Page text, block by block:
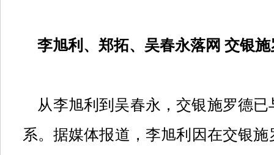
李旭利、郑拓、吴春永落网 交银
从李旭利到吴春永，交银施罗德
系。据媒体报道，李旭利因在交银